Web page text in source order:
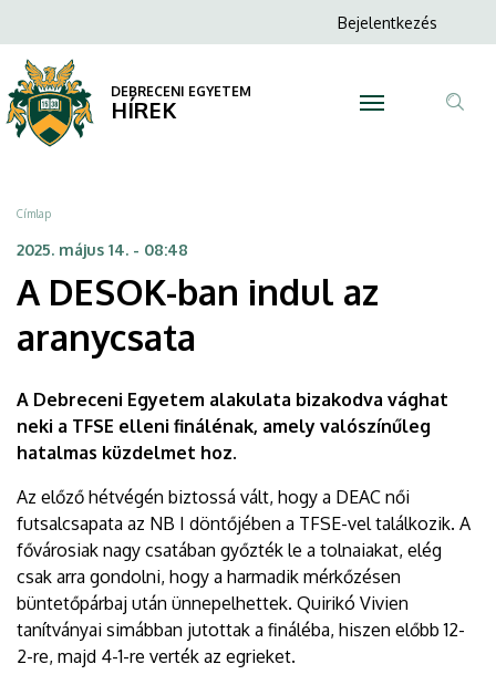
DESOK-
ban
indul
az
aranycsata
DEBRECENI
EGYETEM
a
tartalomra
Anonim
menüje
Bejelentkezés
DEBRECENI EGYETEM
HÍREK
Morzsa
Címlap
2025. május 14. - 08:48
A DESOK-ban indul az
aranycsata
A Debreceni Egyetem alakulata bizakodva vághat
neki a TFSE elleni finálénak, amely valószínűleg
hatalmas küzdelmet hoz.
Az előző hétvégén biztossá vált, hogy a DEAC női
futsalcsapata az NB I döntőjében a TFSE-vel találkozik. A
fővárosiak nagy csatában győzték le a tolnaiakat, elég
csak arra gondolni, hogy a harmadik mérkőzésen
büntetőpárbaj után ünnepelhettek. Quirikó Vivien
tanítványai simábban jutottak a fináléba, hiszen előbb 12-
2-re, majd 4-1-re verték az egrieket.